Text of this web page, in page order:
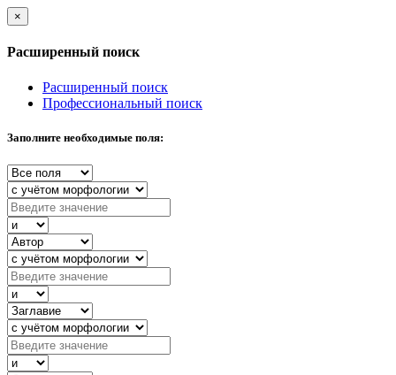
×
Расширенный поиск
Расширенный поиск
Профессиональный поиск
Заполните необходимые поля: